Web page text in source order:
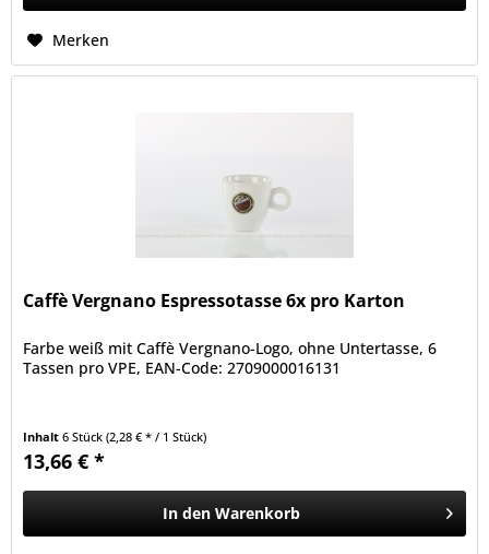
Merken
Caffè Vergnano Espressotasse 6x pro Karton
Farbe weiß mit Caffè Vergnano-Logo, ohne Untertasse, 6
Tassen pro VPE, EAN-Code: 2709000016131
Inhalt6 Stück(2,28 € * / 1 Stück)
13,66 € *
In den Warenkorb